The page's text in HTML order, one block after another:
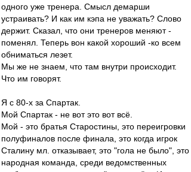
одного уже тренера. Смысл демарши
устраивать? И как им кэпа не уважать? Слово
держит. Сказал, что они тренеров меняют -
поменял. Теперь вон какой хороший -ко всем
обниматься лезет.
Мы же не знаем, что там внутри происходит.
Что им говорят.
Я с 80-х за Спартак.
Мой Спартак - не вот это вот всё.
Мой - это братья Старостины, это переигровки
полуфиналов после финала, это когда игрок
Сталину мл. отказывает, это "гола не было", это
народная команда, среди ведомственных